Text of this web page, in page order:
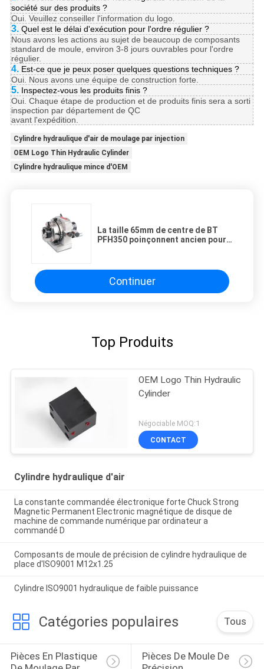
société sur des produits ?
Oui. Veuillez conseiller l'information du logo.
3. Quel est le délai d'exécution pour l'ordre régulier ?
Nous avons les actions au sujet de beaucoup de composants
standard de moule, environ 3-8 jours ouvrables pour l'ordre
régulier.
4. Est-ce que je peux poser quelques questions techniques ?
Oui. Nous avons une équipe de construction forte.
5. Inspectez-vous les produits finis ?
Oui. Chaque étape de production et de produits finis sera a sorti
inspection par département de QC
avant l'expédition.
Cylindre hydraulique d'air de moulage par injection
OEM Logo Thin Hydraulic Cylinder
Cylindre hydraulique mince d'OEM
La taille 65mm de centre de BT
PFH350 poinçonnent ancien pour
ordinateur
Continuer
Top Produits
OEM Logo Thin Hydraulic
Cylinder
Négociable MOQ:1
CONTACT
Cylindre hydraulique d'air
La constante commandée électronique forte Chuck Strong
Magnetic Permanent Electronic magnétique de disque de
machine de commande numérique par ordinateur a
commandé D
Composants de moule de précision de cylindre hydraulique de
place d'ISO9001 M12x1.25
Cylindre ISO9001 hydraulique de faible puissance
Catégories populaires Tous
Pièces En Plastique
Pièces De Moule De